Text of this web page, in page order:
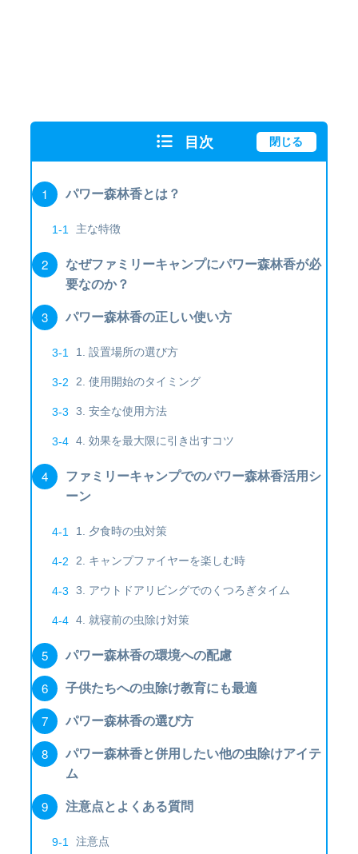
目次 閉じる
パワー森林香とは？
主な特徴
なぜファミリーキャンプにパワー森林香が必
要なのか？
パワー森林香の正しい使い方
1. 設置場所の選び方
2. 使用開始のタイミング
3. 安全な使用方法
4. 効果を最大限に引き出すコツ
ファミリーキャンプでのパワー森林香活用シ
ーン
1. 夕食時の虫対策
2. キャンプファイヤーを楽しむ時
3. アウトドアリビングでのくつろぎタイム
4. 就寝前の虫除け対策
パワー森林香の環境への配慮
子供たちへの虫除け教育にも最適
パワー森林香の選び方
パワー森林香と併用したい他の虫除けアイテ
ム
注意点とよくある質問
注意点